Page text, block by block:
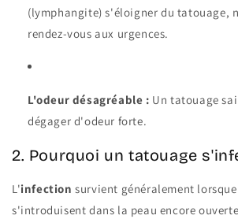
(lymphangite) s'éloigner du tatouage,
rendez-vous aux urgences.
L'odeur désagréable : Un tatouage
dégager d'odeur forte.
2. Pourquoi un tatouage
L'infection survient généralement
s'introduisent dans la peau encore